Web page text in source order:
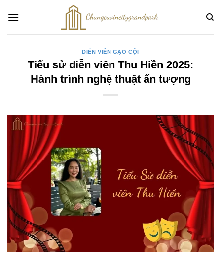
qua
DIỄN VIÊN GẠO CỘI
Tiểu sử diễn viên Thu Hiền 2025:
Hành trình nghệ thuật ấn tượng